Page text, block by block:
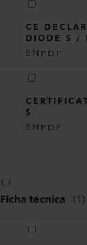
CE
DIODE S /
EN PDF
S
EN PDF
Ficha técnica (1)